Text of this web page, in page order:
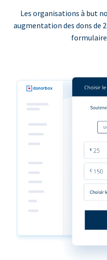
Les organisations à but
augmentation des dons de